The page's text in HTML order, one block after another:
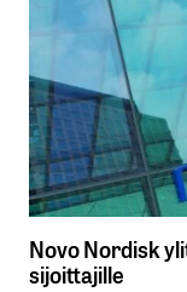
Novo Nordisk
sijoittajille